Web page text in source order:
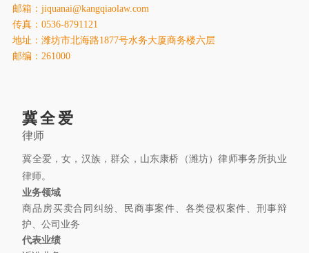
邮箱：jiquanai@kangqiaolaw.com
传真：0536-8791121
地址：潍坊市北海路1877号水务大厦商务楼六层
邮编：261000
冀全爱
律师
冀全爱，女，汉族，群众，山东康桥（潍坊）律师事务所执业
律师。
业务领域
商品房买卖合同纠纷、民商事案件、各类侵权案件、刑事辩
护、公司业务
代表业绩